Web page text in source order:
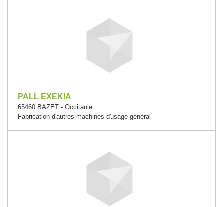
PALL EXEKIA
65460 BAZET - Occitanie
Fabrication d'autres machines d'usage général